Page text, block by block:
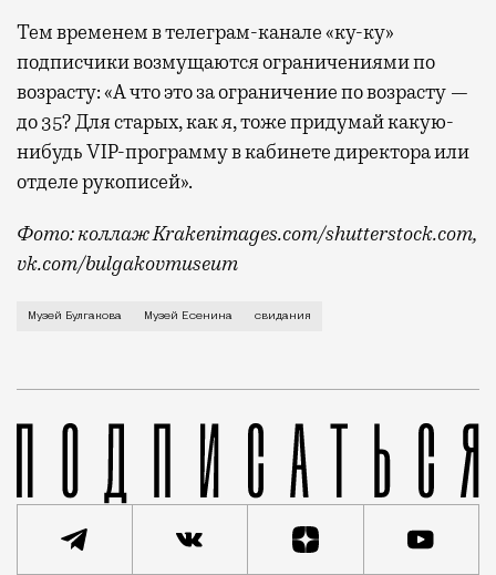
Тем временем в телеграм-канале «ку-ку»
подписчики возмущаются ограничениями по
возрасту: «А что это за ограничение по возрасту —
до 35? Для старых, как я, тоже придумай какую-
нибудь VIP-программу в кабинете директора или
отделе рукописей».
Фото: коллаж Krakenimages.com/shutterstock.com,
vk.com/bulgakovmuseum
Месяц назад телеграм-канал «ку-ку» написал,
Музей Булгакова Музей Есенина свидания